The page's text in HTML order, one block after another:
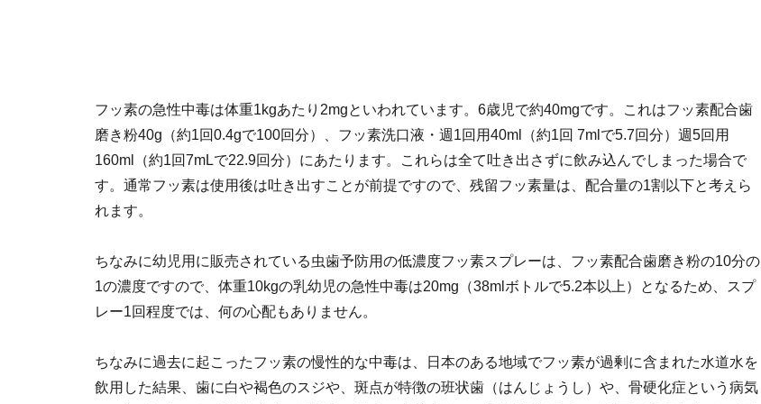
フッ素の急性中毒は体重1kgあたり2mgといわれています。6歳児で約40mgです。これはフッ素配合歯
磨き粉40g（約1回0.4gで100回分）、フッ素洗口液・週1回用40ml（約1回 7mlで5.7回分）週5回用
160ml（約1回7mLで22.9回分）にあたります。これらは全て吐き出さずに飲み込んでしまった場合で
す。通常フッ素は使用後は吐き出すことが前提ですので、残留フッ素量は、配合量の1割以下と考えら
れます。
ちなみに幼児用に販売されている虫歯予防用の低濃度フッ素スプレーは、フッ素配合歯磨き粉の10分の
1の濃度ですので、体重10kgの乳幼児の急性中毒は20mg（38mlボトルで5.2本以上）となるため、スプ
レー1回程度では、何の心配もありません。
ちなみに過去に起こったフッ素の慢性的な中毒は、日本のある地域でフッ素が過剰に含まれた水道水を
飲用した結果、歯に白や褐色のスジや、斑点が特徴の班状歯（はんじょうし）や、骨硬化症という病気